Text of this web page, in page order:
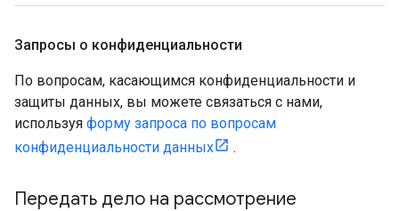
Запросы о конфиденциальности
По вопросам, касающимся конфиденциальности и
защиты данных, вы можете связаться с нами,
используя форму запроса по вопросам
конфиденциальности данных
.
Передать дело на рассмотрение